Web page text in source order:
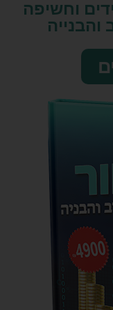
וחשיפה